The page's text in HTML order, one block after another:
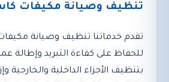
تنظيف وصيانة مكيفات
تقدم خدماتنا تنظيف وصيانة
للحفاظ على كفاءة التبريد وإطالة
بتنظيف الأجزاء الداخلية والخارجية